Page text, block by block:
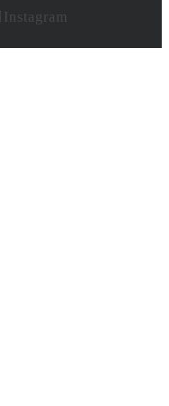
Instagram